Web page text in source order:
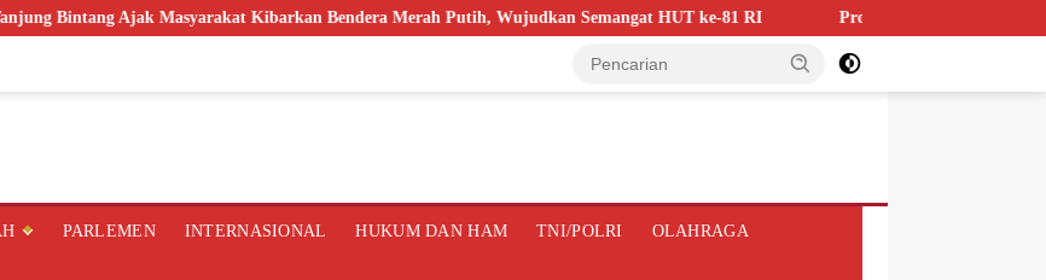
Kibarkan Bendera Merah Putih, Wujudkan Semangat HUT ke-81 RI Proyek Desalinasi Air Bersih Cirebon
PARLEMEN INTERNASIONAL HUKUM DAN HAM TNI/POLRI OLAHRAGA